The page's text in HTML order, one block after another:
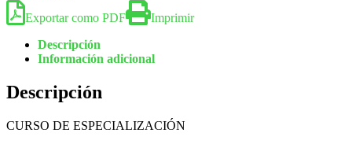
Exportar como PDF
Imprimir
Descripción
Información adicional
Descripción
CURSO DE ESPECIALIZACIÓN